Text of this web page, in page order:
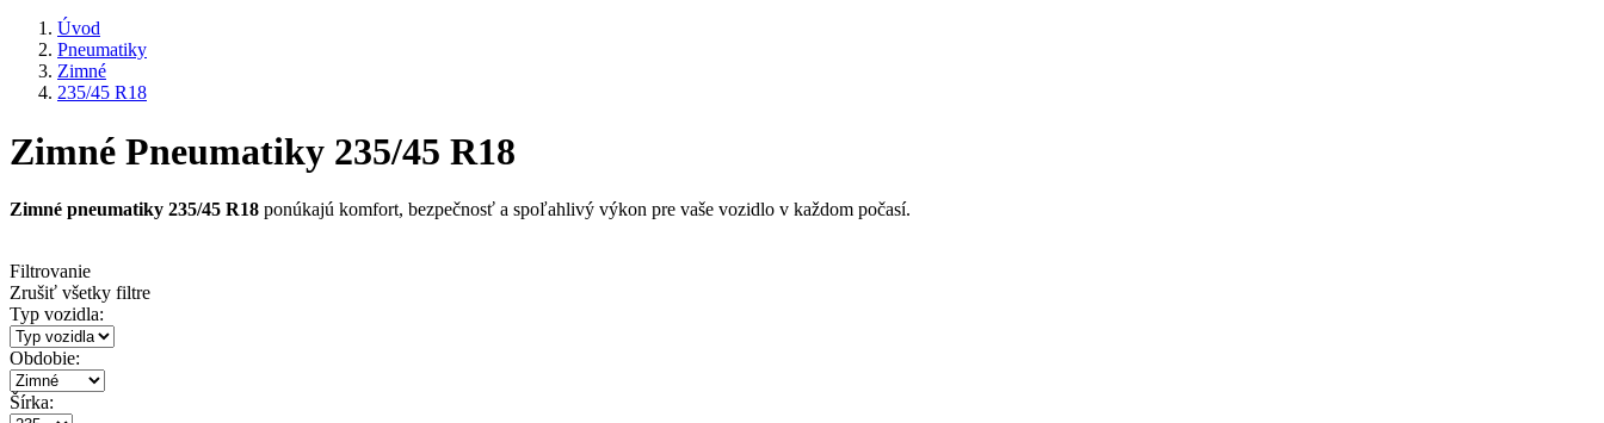
Úvod
Pneumatiky
Zimné
235/45 R18
Zimné Pneumatiky 235/45 R18
Zimné pneumatiky 235/45 R18 ponúkajú komfort, bezpečnosť a spoľahlivý výkon pre vaše vozidlo v každom počasí.
Filtrovanie
Zrušiť všetky filtre
Typ vozidla:
Obdobie:
Šírka: